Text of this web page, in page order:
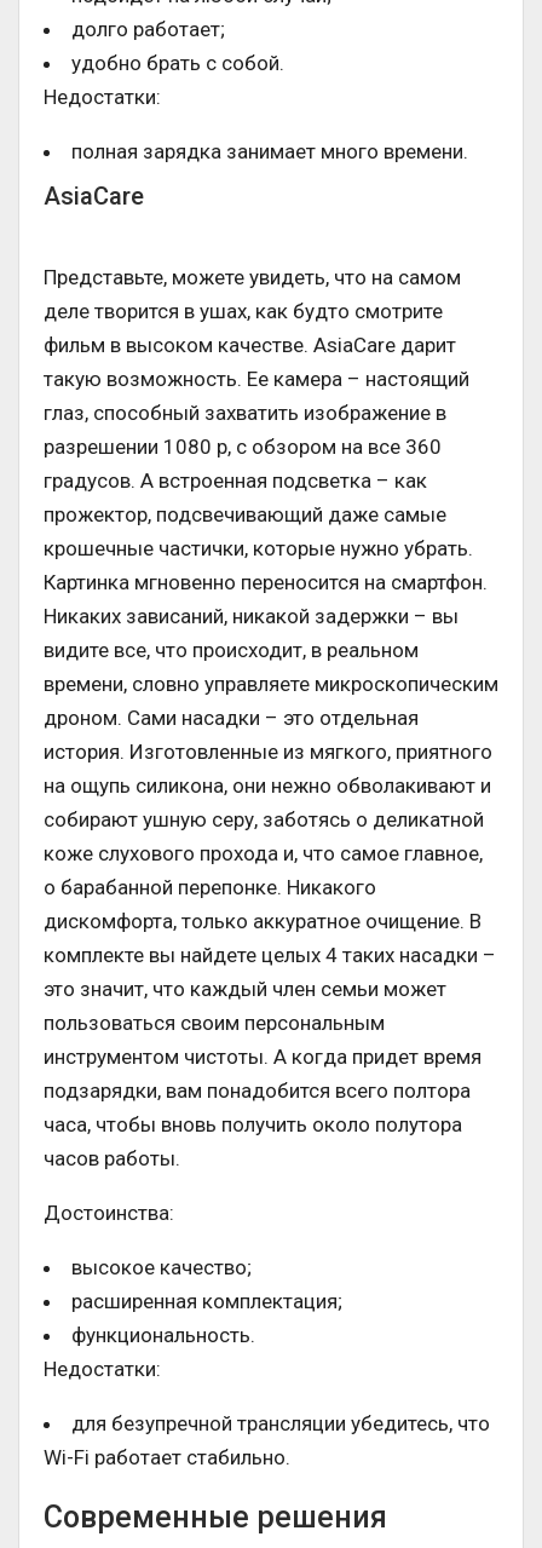
долго работает;
удобно брать с собой.
Недостатки:
полная зарядка занимает много времени.
AsiaCare
Представьте, можете увидеть, что на самом
деле творится в ушах, как будто смотрите
фильм в высоком качестве. AsiaCare дарит
такую возможность. Ее камера – настоящий
глаз, способный захватить изображение в
разрешении 1080 p, с обзором на все 360
градусов. А встроенная подсветка – как
прожектор, подсвечивающий даже самые
крошечные частички, которые нужно убрать.
Картинка мгновенно переносится на смартфон.
Никаких зависаний, никакой задержки – вы
видите все, что происходит, в реальном
времени, словно управляете микроскопическим
дроном. Сами насадки – это отдельная
история. Изготовленные из мягкого, приятного
на ощупь силикона, они нежно обволакивают и
собирают ушную серу, заботясь о деликатной
коже слухового прохода и, что самое главное,
о барабанной перепонке. Никакого
дискомфорта, только аккуратное очищение. В
комплекте вы найдете целых 4 таких насадки –
это значит, что каждый член семьи может
пользоваться своим персональным
инструментом чистоты. А когда придет время
подзарядки, вам понадобится всего полтора
часа, чтобы вновь получить около полутора
часов работы.
Достоинства:
высокое качество;
расширенная комплектация;
функциональность.
Недостатки:
для безупречной трансляции убедитесь, что
Wi-Fi работает стабильно.
Современные решения